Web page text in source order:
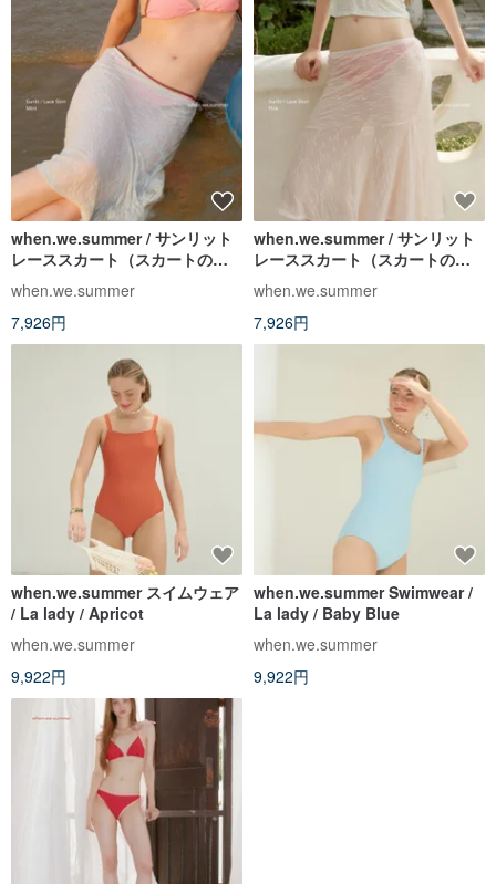
when.we.summer / サンリット
レーススカート（スカートの
み） / ミント
when.we.summer
7,926円
when.we.summer / サンリット
レーススカート（スカートの
み） / ソフトピンク
when.we.summer
7,926円
when.we.summer スイムウェア
/ La lady / Apricot
when.we.summer
9,922円
when.we.summer Swimwear /
La lady / Baby Blue
when.we.summer
9,922円